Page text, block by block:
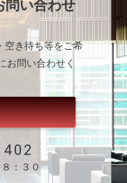
問い合わせ
空き待ち等をご希
お問い合わせく
：３０